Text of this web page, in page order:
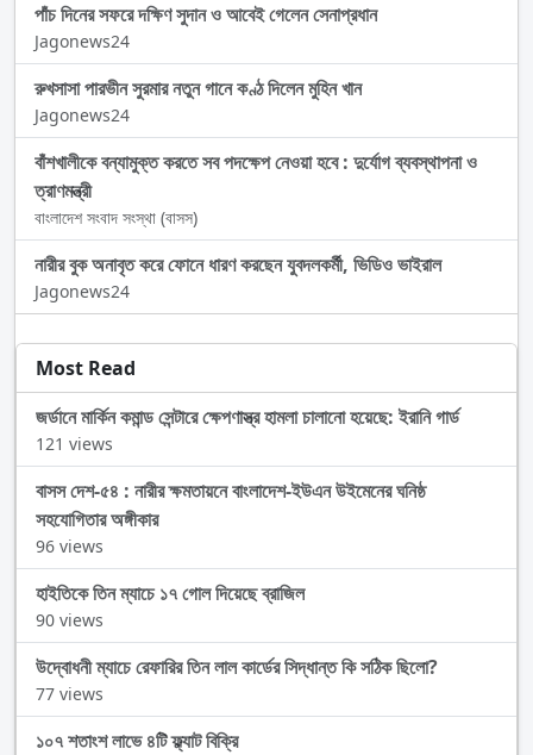
পাঁচ দিনের সফরে দক্ষিণ সুদান ও আবেই গেলেন সেনাপ্রধান
Jagonews24
রুখসাসা পারভীন সুরমার নতুন গানে কণ্ঠ দিলেন মুহিন খান
Jagonews24
বাঁশখালীকে বন্যামুক্ত করতে সব পদক্ষেপ নেওয়া হবে : দুর্যোগ ব্যবস্থাপনা ও
ত্রাণমন্ত্রী
বাংলাদেশ সংবাদ সংস্থা (বাসস)
নারীর বুক অনাবৃত করে ফোনে ধারণ করছেন যুবদলকর্মী, ভিডিও ভাইরাল
Jagonews24
Most Read
জর্ডানে মার্কিন কমান্ড সেন্টারে ক্ষেপণাস্ত্র হামলা চালানো হয়েছে: ইরানি গার্ড
121 views
বাসস দেশ-৫৪ : নারীর ক্ষমতায়নে বাংলাদেশ-ইউএন উইমেনের ঘনিষ্ঠ
সহযোগিতার অঙ্গীকার
96 views
হাইতিকে তিন ম্যাচে ১৭ গোল দিয়েছে ব্রাজিল
90 views
উদ্বোধনী ম্যাচে রেফারির তিন লাল কার্ডের সিদ্ধান্ত কি সঠিক ছিলো?
77 views
১০৭ শতাংশ লাভে ৪টি ফ্ল্যাট বিক্রি